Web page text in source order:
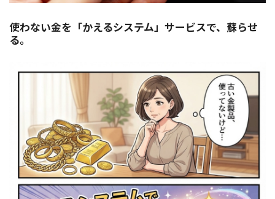
使わない金を「かえるシステム」サービスで、蘇らせ
る。